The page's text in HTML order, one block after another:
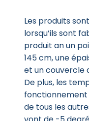
Les produits
lorsqu’ils sont
produit an un
145 cm, une
et un couvercle
De plus, les
fonctionnement
de tous les